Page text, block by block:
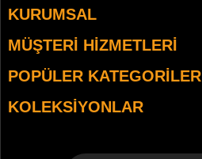
KURUMSAL
MÜŞTERI HIZMETLERI
POPÜLER KATEGORILER
KOLEKSIYONLAR